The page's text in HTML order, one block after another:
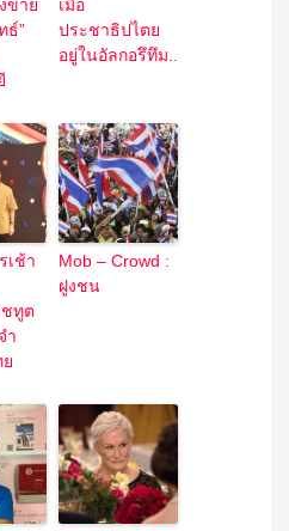
ขาย
ธ์”
เมื่อ
ประชาธิปไตย
อยู่ในอัลกอรึทึม..
เช้า
ชทูต
ำ
Mob – Crowd :
ฝูงชน